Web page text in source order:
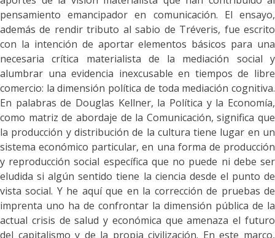
pensamiento emancipador en comunicación. El ensayo,
además de rendir tributo al sabio de Tréveris, fue escrito
con la intención de aportar elementos básicos para una
necesaria crítica materialista de la mediación social y
alumbrar una evidencia inexcusable en tiempos de libre
comercio: la dimensión política de toda mediación cognitiva.
En palabras de Douglas Kellner, la Política y la Economía,
como matriz de abordaje de la Comunicación, significa que
la producción y distribución de la cultura tiene lugar en un
sistema económico particular, en una forma de producción
y reproducción social específica que no puede ni debe ser
eludida si algún sentido tiene la ciencia desde el punto de
vista social. Y he aquí que en la corrección de pruebas de
imprenta uno ha de confrontar la dimensión pública de la
actual crisis de salud y económica que amenaza el futuro
del capitalismo y de la propia civilización. En este marco,